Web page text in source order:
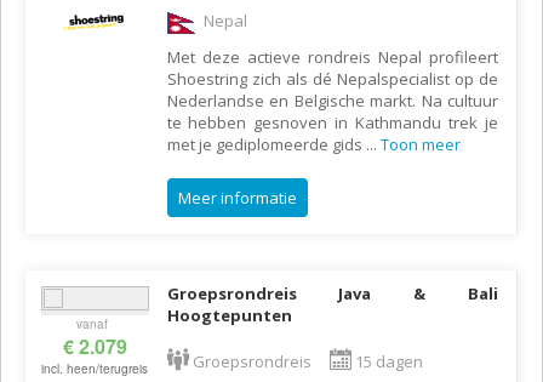
Nepal
Met deze actieve rondreis Nepal profileert
Shoestring zich als dé Nepalspecialist op de
Nederlandse en Belgische markt. Na cultuur
te hebben gesnoven in Kathmandu trek je
met je gediplomeerde gids ... Toon meer
Meer informatie
vanaf
€ 2.079
incl. heen/terugreis
Groepsrondreis Java & Bali
Hoogtepunten
Groepsrondreis
15 dagen